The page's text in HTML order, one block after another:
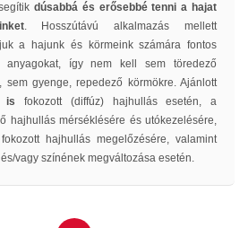
dúsabbá és erősebbé tenni a hajat
. Hosszútávú alkalmazás mellett
a hajunk és körmeink számára fontos
anyagokat, így nem kell sem töredező
sem gyenge, repedező körmökre. Ajánlott
is fokozott (diffúz) hajhullás esetén, a
hajhullás mérséklésére és utókezelésére,
hajhullás megelőzésére, valamint
vagy színének megváltozása esetén.